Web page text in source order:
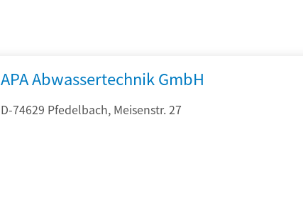
APA Abwassertechnik GmbH
D-74629 Pfedelbach, Meisenstr. 27